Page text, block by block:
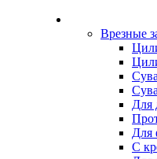
Врезные
Для
Для
С